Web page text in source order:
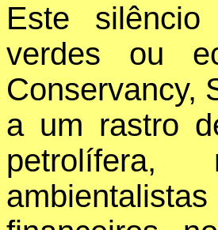
Este silêncio
verdes ou
Conservancy,
a um rastro
petrolífera,